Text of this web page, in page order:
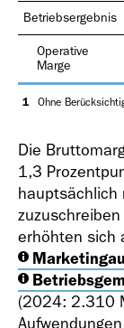
Betriebsergebnis
Operative
Marge
1 Ohne
Die
1,3
hauptsächlich
erhöhten sich
(2024: 2.310